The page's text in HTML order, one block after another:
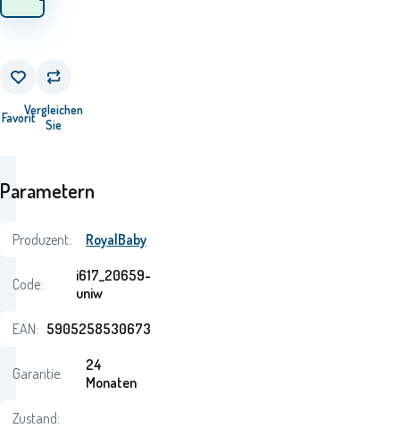
FavoritVergleichen
Sie
Parametern
Produzent: RoyalBaby
Code:
i617_20659-
uniw
EAN: 5905258530673
Garantie:
24
Monaten
Zustand: